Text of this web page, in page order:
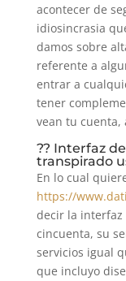
acontecer de
idiosincrasia
damos sobre
referente a
entrar a
tener
vean tu cuenta,
?? Interfaz
transpirado
En lo cual
https://
decir la interfaz
cincuenta, su
servicios igual
que incluyo